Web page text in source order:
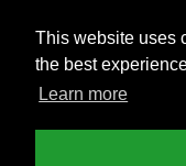
This website uses
the best
Learn more